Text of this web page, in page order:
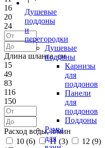
Душевые
поддоны
и
перегородки
Душевые
поддоны
Карнизы
для
поддонов
Панели
для
поддонов
Поддоны
Рамы
для
16
20
24
Длина шланга, см
15
49
83
116
150
Расход воды, л/мин
10 (6) 11 (3) 12 (9)